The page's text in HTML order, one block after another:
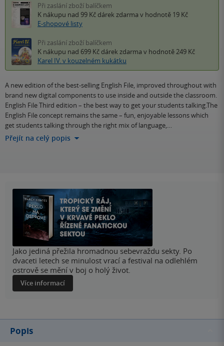
Při zaslání zboží balíčkem
K nákupu nad 99 Kč dárek zdarma v hodnotě 19 Kč
E-shopové listy
Při zaslání zboží balíčkem
K nákupu nad 699 Kč dárek zdarma v hodnotě 249 Kč
Karel IV. v kouzelném kukátku
A new edition of the best-selling English File, improved throughout with
brand new digital components to use inside and outside the classroom.
English File Third edition – the best way to get your students talking.The
English File concept remains the same – fun, enjoyable lessons which
get students talking through the right mix of language,…
Přejít na celý popis
Jako jediná přežila hromadnou sebevraždu sekty. Po
dvaceti letech se minulost vrací a festival na odlehlém
ostrově se mění v boj o holý život.
Více informací
Popis